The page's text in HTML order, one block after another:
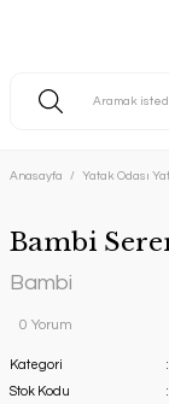
Anasayfa Yatak Odası
Bambi
Bambi
0 Yorum
Kategori
Stok Kodu